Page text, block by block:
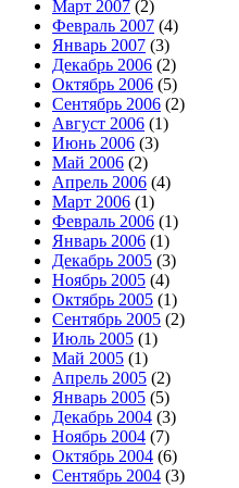
Март 2007 (2)
Февраль 2007 (4)
Январь 2007 (3)
Декабрь 2006 (2)
Октябрь 2006 (5)
Сентябрь 2006 (2)
Август 2006 (1)
Июнь 2006 (3)
Май 2006 (2)
Апрель 2006 (4)
Март 2006 (1)
Февраль 2006 (1)
Январь 2006 (1)
Декабрь 2005 (3)
Ноябрь 2005 (4)
Октябрь 2005 (1)
Сентябрь 2005 (2)
Июль 2005 (1)
Май 2005 (1)
Апрель 2005 (2)
Январь 2005 (5)
Декабрь 2004 (3)
Ноябрь 2004 (7)
Октябрь 2004 (6)
Сентябрь 2004 (3)